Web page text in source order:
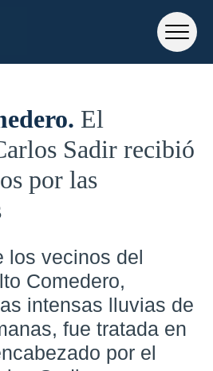
El
Sadir recibió
por las
los vecinos del
Comedero,
intensas lluvias de
fue tratada en
por el